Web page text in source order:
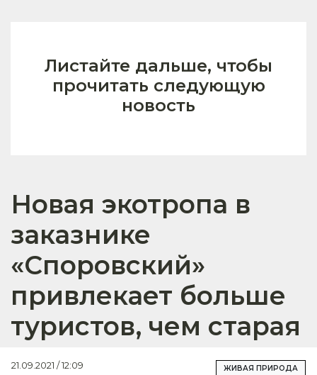
Листайте дальше, чтобы
прочитать следующую
новость
Новая экотропа в
заказнике
«Споровский»
привлекает больше
туристов, чем старая
21.09.2021 / 12:09 ЖИВАЯ ПРИРОДА